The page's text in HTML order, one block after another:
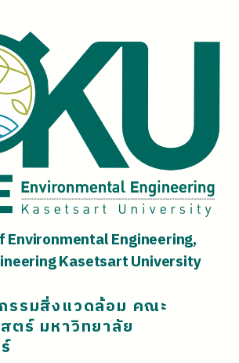
Engineering,
Kasetsart University
รรมสิ่งแวดล้อม คณะ
ตร์ มหาวิทยาลัย